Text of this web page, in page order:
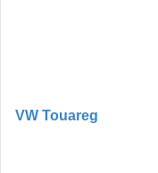
VW Touareg